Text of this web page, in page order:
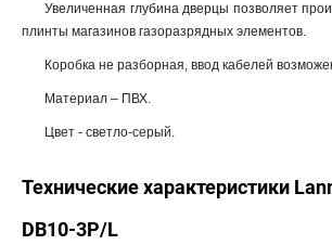
Увеличенная глубина дверцы позволяет
плинты магазинов газоразрядных элементов.
Коробка не разборная, ввод кабелей
Материал – ПВХ.
Цвет - светло-серый.
Технические характеристики
DB10-3P/L